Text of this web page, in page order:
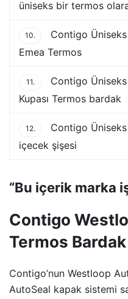
üniseks bir termos
10.
Contigo
Emea Termos
11.
Contigo
Kupası Termos bardak
12.
Contigo
içecek şişesi
“Bu içerik marka
Contigo
Termos
Contigo’nun Westloop
AutoSeal kapak sistemi